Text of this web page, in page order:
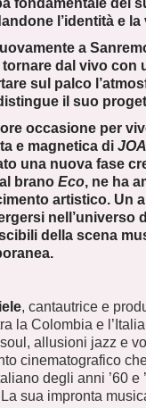
fondamentale del
l’identità e
a
tornare dal vivo con
sul palco
il suo
occasione per
e magnetica di
una nuova fase
brano Eco, ne ha
artistico. Un
nell’universo
della scena
, cantautrice e
la Colombia e
allusioni jazz e
cinematografico
degli anni ’60
sua impronta